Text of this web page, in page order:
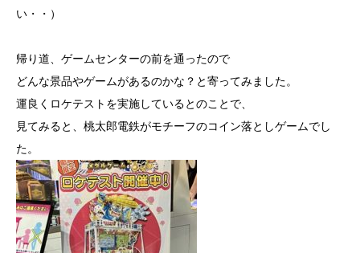
い・・）
帰り道、ゲームセンターの前を通ったので
どんな景品やゲームがあるのかな？と寄ってみました。
運良くロケテストを実施しているとのことで、
見てみると、桃太郎電鉄がモチーフのコイン落としゲームでし
た。